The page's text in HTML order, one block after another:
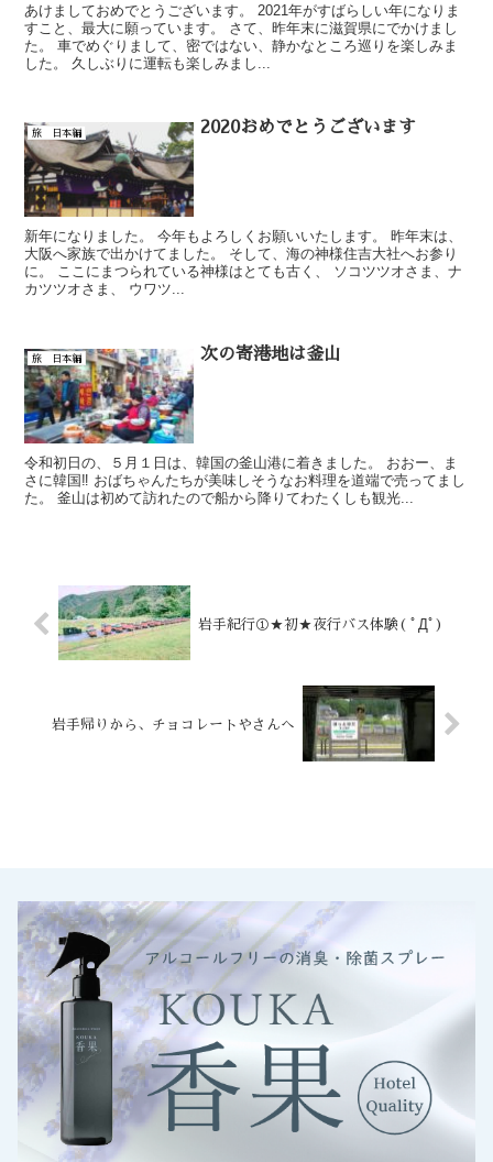
あけましておめでとうございます。 2021年がすばらしい年になりま
すこと、最大に願っています。 さて、昨年末に滋賀県にでかけまし
た。 車でめぐりまして、密ではない、静かなところ巡りを楽しみま
した。 久しぶりに運転も楽しみまし...
旅 日本編 2020おめでとうございます
新年になりました。 今年もよろしくお願いいたします。 昨年末は、
大阪へ家族で出かけてました。 そして、海の神様住吉大社へお参り
に。 ここにまつられている神様はとても古く、 ソコツツオさま、ナ
カツツオさま、 ウワツ...
旅 日本編 次の寄港地は釜山
令和初日の、５月１日は、韓国の釜山港に着きました。 おおー、ま
さに韓国‼️ おばちゃんたちが美味しそうなお料理を道端で売ってまし
た。 釜山は初めて訪れたので船から降りてわたくしも観光...
岩手紀行①★初★夜行バス体験( ﾟДﾟ)
岩手帰りから、チョコレートやさんへ